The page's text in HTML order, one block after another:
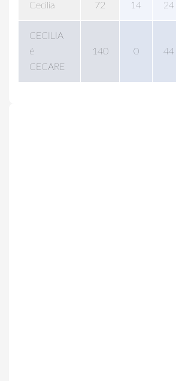
Cecilia 72 14 24
CECILIA
é
CECARE
140 0 44